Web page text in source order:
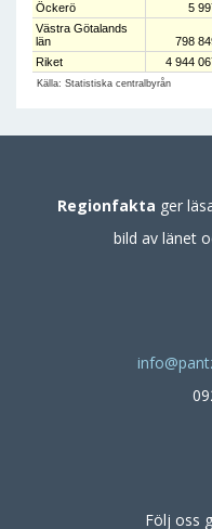
Öckerö
5
Västra Götalands
län
798
Riket
4 944
Källa: Statistiska centralbyrån
Regionfakta ger
bild av länet
Följ oss